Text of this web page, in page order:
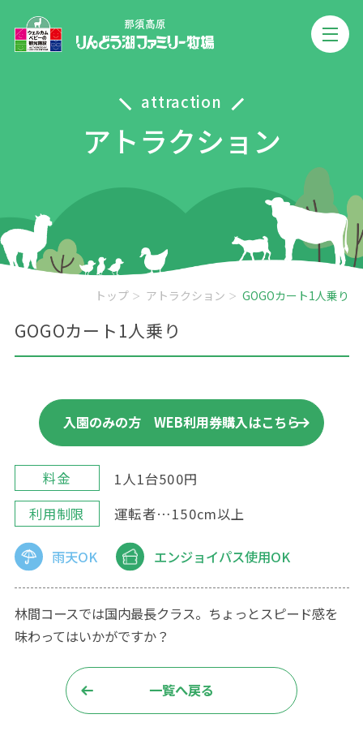
attraction
アトラクション
トップ アトラクション GOGOカート1人乗り
GOGOカート1人乗り
入園のみの方 WEB利用券購入はこちら
料金
1人1台500円
利用制限
運転者…150cm以上
雨天OK エンジョイパス使用OK
林間コースでは国内最長クラス。ちょっとスピード感を
味わってはいかがですか？
一覧へ戻る
利用条件および運行状況を
購入後のキャンセルはできません。